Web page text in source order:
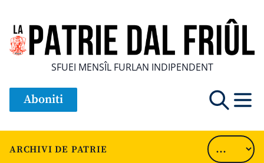
SFUEI MENSÎL FURLAN INDIPENDENT
Aboniti
ARCHIVI DE PATRIE